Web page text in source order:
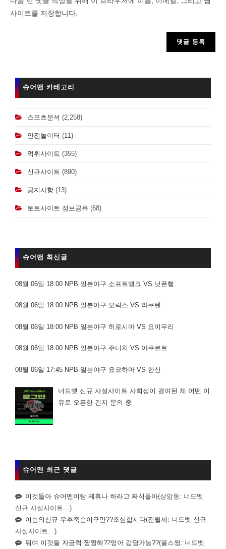
사이트를 저장합니다.
슈어맨 카테고리
스포츠분석 (2,258)
안전놀이터 (11)
먹튀사이트 (355)
신규사이트 (890)
공지사항 (13)
토토사이트 정보공유 (68)
슈어맨 최신글
08월 06일 18:00 NPB 일본야구 소프트뱅크 VS 닛폰햄
08월 06일 18:00 NPB 일본야구 오릭스 VS 라쿠텐
08월 06일 18:00 NPB 일본야구 히로시마 VS 요미우리
08월 06일 18:00 NPB 일본야구 주니치 VS 야쿠르트
08월 06일 17:45 NPB 일본야구 요코하마 VS 한신
너드벳 신규 사설사이트 사회성이 결여된 체 어떤 이
유로 오픈한 건지 문의 중
슈어맨 최근 댓글
이것들아 슈어멘이랑 제휴나 하라고 짜식들아(상암동: 너드벳
신규 사설사이트…)
이놈의신규 우후죽순이구만??조심합시다(전월세: 너드벳 신규
사설사이트…)
뭐여 이것들 자금력 짱짱해??엉아 감당가능??(풀스윙: 너드벳